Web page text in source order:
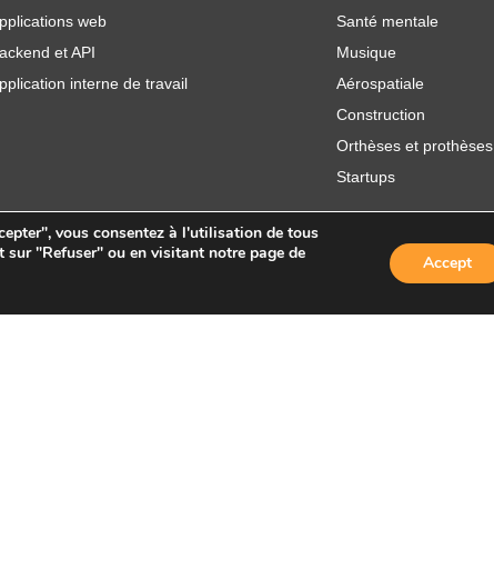
web
et API
interne de travail
Santé mentale
Musique
Aérospatiale
Construction
Orthèses et prothèses
Startups
vous consentez à l'utilisation de tous
sur "Refuser" ou en visitant notre page de
Accept